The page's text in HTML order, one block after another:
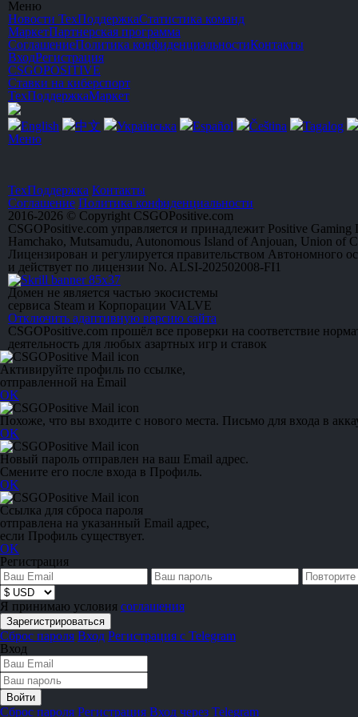
Меню
Новости ТехПоддержкаСтатистика команд
МаркетПартнерская программа
СоглашениеПолитика конфиденциальностиКонтакты
ВходРегистрация
CSGOPOSITIVE
Ставки на киберспорт
ТехПоддержкаМаркет
English 中文 Українська Español Čeština
Tagalog
Меню
ТехПоддержка Контакты
Соглашение Политика конфиденциальности
2016-2026 © Copyright CSGOPositive.com
CSGOPositive.com управляется и принадлежит Positive Gaming
Hamchako, Mutsamudu, Autonomous Island of Anjouan, Union of
Лицензирован и регулируется правительством Автономного
и действует по лицензии No. ALSI-202502008-FI1
Домен не является частью экосистемы
сервиса Steam и Корпорации VALVE
Отключить адаптивную версию сайта
CSGOPositive.com прошёл все проверки на соответствие
деятельность для любых азартных игр и ставок
Активируйте профиль по ссылке,
отправленной на Email
OK
Похоже, что вы входите с нового места. Письмо для входа в
OK
Новый пароль отправлен на ваш Email адрес.
Смените его после входа в Профиль.
OK
Ссылка для сброса пароля
отправлена на указанный Email адрес,
если Профиль существует.
OK
Регистрация
Я принимаю условия соглашения
Сброс пароля Вход Регистрация с Telegram
Вход
Сброс пароля Регистрация Вход через Telegram